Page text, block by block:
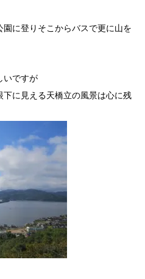
に登りそこからバスで更に山を
いですが
に見える天橋立の風景は心に残